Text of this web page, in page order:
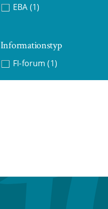
EBA (1)
Informationstyp
FI-forum (1)